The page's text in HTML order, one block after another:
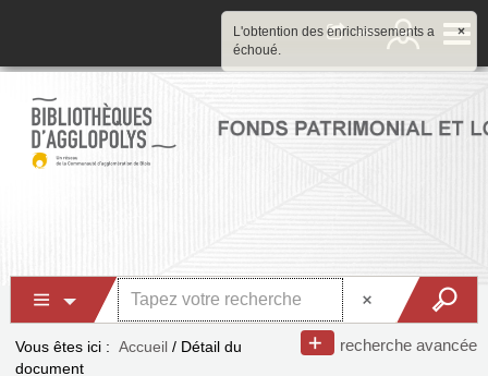
recherche avancée
Vous êtes ici : Accueil / Détail du
document
×
L'obtention des enrichissements a
échoué.